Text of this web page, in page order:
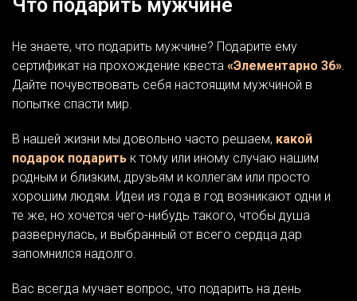
Что подарить мужчине
Не знаете, что подарить мужчине? Подарите ему
сертификат на прохождение квеста «Элементарно 36»
Дайте почувствовать себя настоящим мужчиной в
попытке спасти мир.
В нашей жизни мы довольно часто решаем, какой
подарок подарить к тому или иному случаю нашим
родным и близким, друзьям и коллегам или просто
хорошим людям. Идеи из года в год возникают одни и
те же, но хочется чего-нибудь такого, чтобы душа
развернулась, и выбранный от всего сердца дар
запомнился надолго.
Вас всегда мучает вопрос, что подарить на день